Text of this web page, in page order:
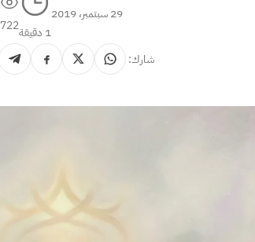
29 سبتمبر، 2019
1 دقيقة
722
شارك: